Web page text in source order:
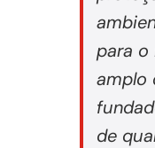
para o
amplo
de